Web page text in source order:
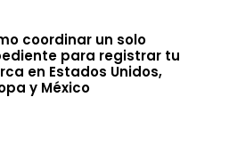
coordinar un solo
para registrar tu
en Estados Unidos,
y México